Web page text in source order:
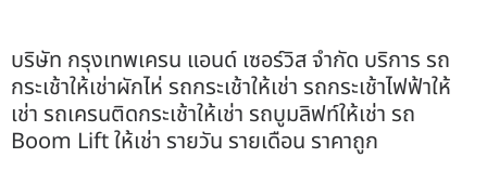
บริษัท กรุงเทพเครน แอนด์ เซอร์วิส จำกัด บริการ รถ
กระเช้าให้เช่าผักไห่ รถกระเช้าให้เช่า รถกระเช้าไฟฟ้าให้
เช่า รถเครนติดกระเช้าให้เช่า รถบูมลิฟท์ให้เช่า รถ
Boom Lift ให้เช่า รายวัน รายเดือน ราคาถูก